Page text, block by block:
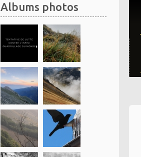
Albums photos